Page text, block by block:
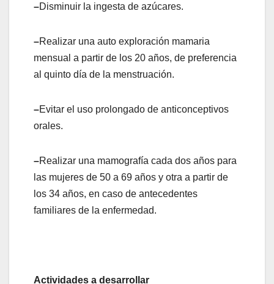
–Disminuir la ingesta de azúcares.
–Realizar una auto exploración mamaria
mensual a partir de los 20 años, de preferencia
al quinto día de la menstruación.
–Evitar el uso prolongado de anticonceptivos
orales.
–Realizar una mamografía cada dos años para
las mujeres de 50 a 69 años y otra a partir de
los 34 años, en caso de antecedentes
familiares de la enfermedad.
Actividades a desarrollar